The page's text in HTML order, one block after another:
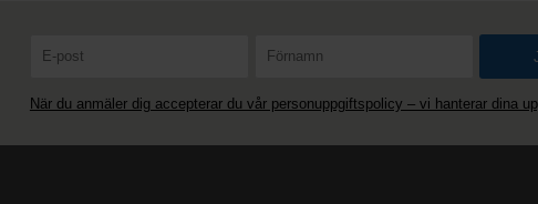
När du anmäler dig accepterar du vår personuppgiftspolicy – vi hanterar dina